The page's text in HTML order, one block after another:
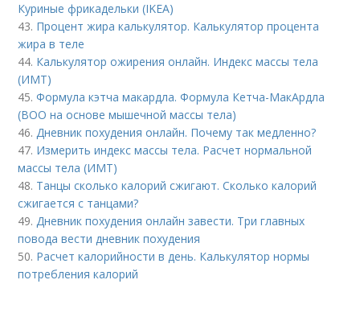
Куриные фрикадельки (IKEA)
43. Процент жира калькулятор. Калькулятор процента
жира в теле
44. Калькулятор ожирения онлайн. Индекс массы тела
(ИМТ)
45.Формула кэтча макардла. Формула Кетча-МакАрдла
(ВОО на основе мышечной массы тела)
46.Дневник похудения онлайн. Почему так медленно?
47. Измерить индекс массы тела. Расчет нормальной
массы тела (ИМТ)
48. Танцы сколько калорий сжигают. Сколько калорий
сжигается с танцами?
49.Дневник похудения онлайн завести. Три главных
повода вести дневник похудения
50. Расчет калорийности в день. Калькулятор нормы
потребления калорий